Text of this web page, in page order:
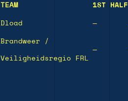
TEAM 1ST HALF
Dload —
Brandweer /
Veiligheidsregio FRL
—